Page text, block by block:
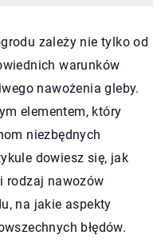
zależy nie tylko od
warunków
nawożenia gleby.
elementem, który
niezbędnych
dowiesz się, jak
rodzaj nawozów
na jakie aspekty
błędów.